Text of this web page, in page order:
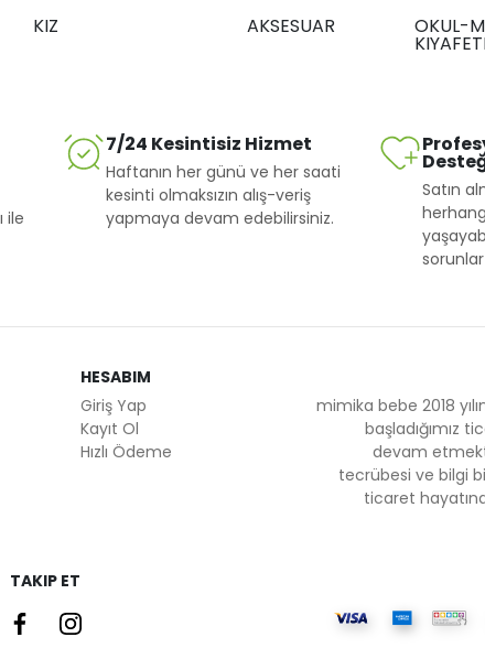
KIZ AKSESUAR OKUL-
ile
7/24 Kesintisiz Hizmet
Haftanın her günü ve her saati
kesinti olmaksızın alış-veriş
yapmaya devam edebilirsiniz.
Satın
sorunlar
HESABIM
Giriş Yap
Kayıt Ol
Hızlı Ödeme
mimika bebe 2018
başladığımız
devam
tecrübesi ve bilgi
ticaret
TAKIP ET